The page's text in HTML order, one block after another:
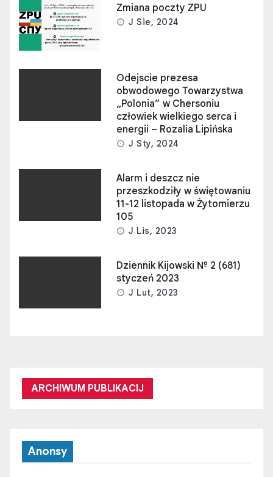
Zmiana poczty ZPU
J Sie, 2024
Odejscie prezesa
obwodowego Towarzystwa
„Polonia” w Chersoniu
człowiek wielkiego serca i
energii – Rozalia Lipińska
J Sty, 2024
Alarm i deszcz nie
przeszkodziły w świętowaniu
11-12 listopada w Żytomierzu
105
J Lis, 2023
Dziennik Kijowski № 2 (681)
styczeń 2023
J Lut, 2023
ARCHIWUM PUBLIKACIJ
Anonsy